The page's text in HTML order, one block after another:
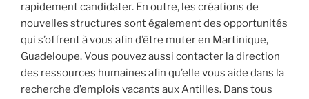
rapidement candidater. En outre, les créations de
nouvelles structures sont également des opportunités
qui s’offrent à vous afin d’être muter en Martinique,
Guadeloupe. Vous pouvez aussi contacter la direction
des ressources humaines afin qu’elle vous aide dans la
recherche d’emplois vacants aux Antilles. Dans tous